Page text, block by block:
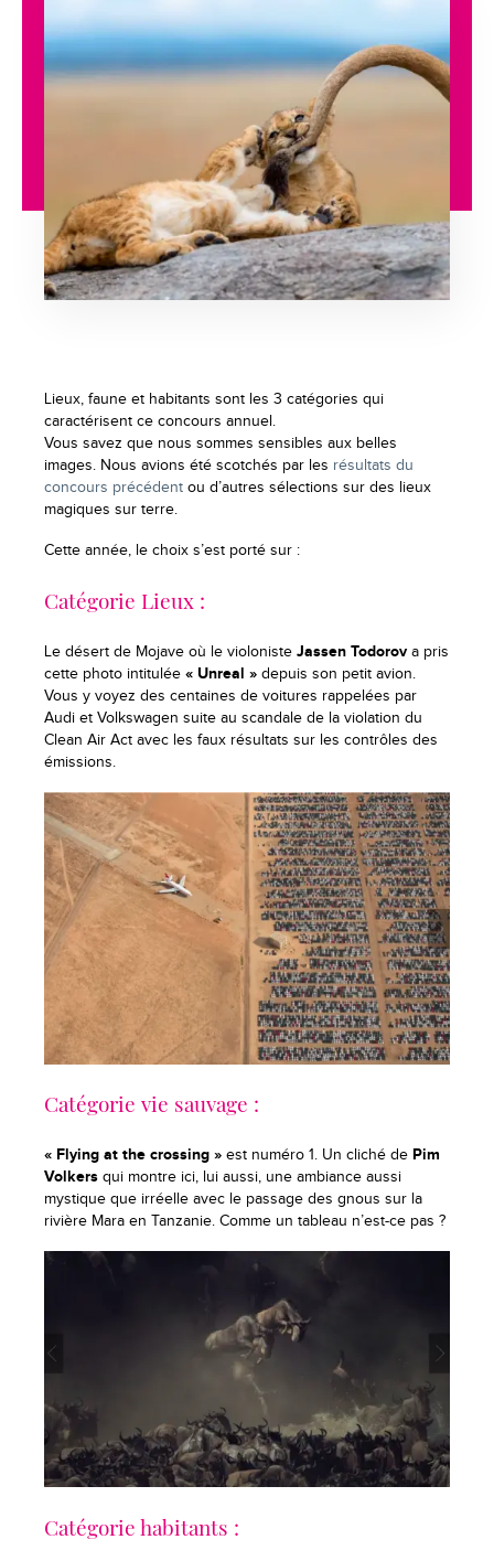
Lieux, faune et habitants sont les 3 catégories qui
caractérisent ce concours annuel.
Vous savez que nous sommes sensibles aux belles
images. Nous avions été scotchés par les résultats du
concours précédent ou d’autres sélections sur des lieux
magiques sur terre.
Cette année, le choix s’est porté sur :
Catégorie Lieux :
Le désert de Mojave où le violoniste Jassen Todorov a pris
cette photo intitulée « Unreal » depuis son petit avion.
Vous y voyez des centaines de voitures rappelées par
Audi et Volkswagen suite au scandale de la violation du
Clean Air Act avec les faux résultats sur les contrôles des
émissions.
Catégorie vie sauvage :
« Flying at the crossing » est numéro 1. Un cliché de Pim
Volkers qui montre ici, lui aussi, une ambiance aussi
mystique que irréelle avec le passage des gnous sur la
rivière Mara en Tanzanie. Comme un tableau n’est-ce pas ?
Catégorie habitants :